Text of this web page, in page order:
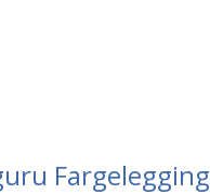
Fargelegging